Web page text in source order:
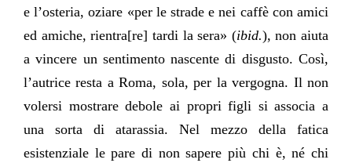
e l’osteria, oziare «per le strade e nei caffè con amici
ed amiche, rientra[re] tardi la sera» (ibid.), non aiuta
a vincere un sentimento nascente di disgusto. Così,
l’autrice resta a Roma, sola, per la vergogna. Il non
volersi mostrare debole ai propri figli si associa a
una sorta di atarassia. Nel mezzo della fatica
esistenziale le pare di non sapere più chi è, né chi